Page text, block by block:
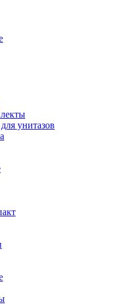
унитазов